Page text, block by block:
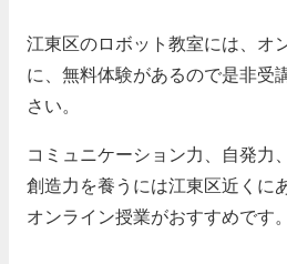
江東区のロボット教室には、オ
に、無料体験があるので是非受
さい。
コミュニケーション力、自発力
創造力を養うには江東区近くに
オンライン授業がおすすめです。